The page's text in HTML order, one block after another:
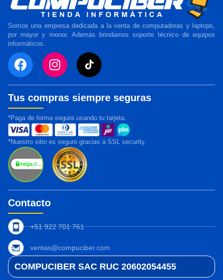
Somos una empresa dedicada a la venta de computadoras y laptops,
por mayor y menor. Además brindamos soporte técnico de equipos
informáticos.
Tus compras siempre seguras
*Paga de forma segura usando tu tarjeta.
*Nuestro sitio es seguro gracias a SSL security.
Contacto
+51 922 701 761
ventas@compuciber.com
COMPUCIBER SAC RUC 20602054455